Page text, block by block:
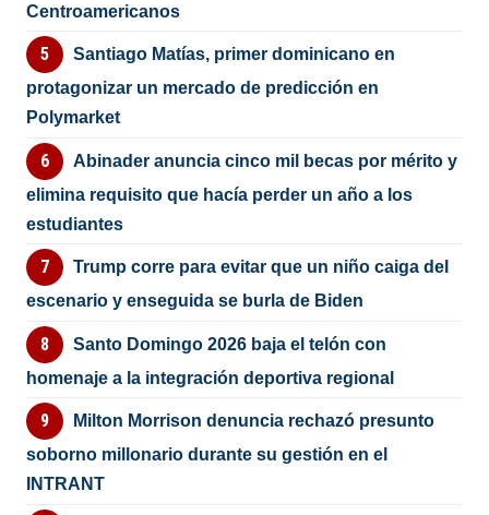
Centroamericanos
Santiago Matías, primer dominicano en
protagonizar un mercado de predicción en
Polymarket
Abinader anuncia cinco mil becas por mérito y
elimina requisito que hacía perder un año a los
estudiantes
Trump corre para evitar que un niño caiga del
escenario y enseguida se burla de Biden
Santo Domingo 2026 baja el telón con
homenaje a la integración deportiva regional
Milton Morrison denuncia rechazó presunto
soborno millonario durante su gestión en el
INTRANT